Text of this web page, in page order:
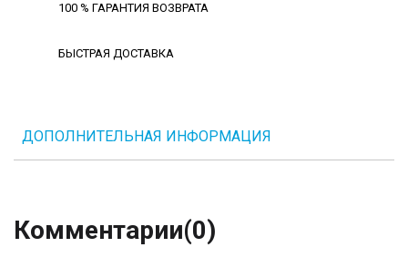
100 % ГАРАНТИЯ ВОЗВРАТА
БЫСТРАЯ ДОСТАВКА
ДОПОЛНИТЕЛЬНАЯ ИНФОРМАЦИЯ
Комментарии(0)